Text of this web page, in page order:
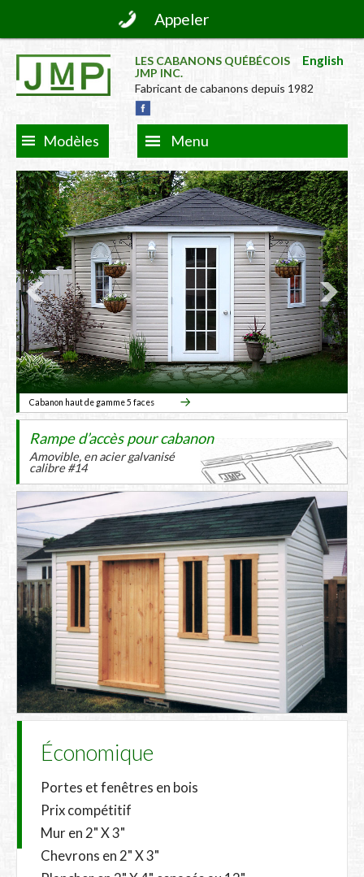
Appeler
English
LES CABANONS QUÉBÉCOIS
JMP INC.
Fabricant de cabanons depuis 1982
Modèles Menu
Cabanon haut de gamme 5 faces
Rampe d’accès pour cabanon
Amovible, en acier galvanisé
calibre #14
Économique
Portes et fenêtres en bois
Prix compétitif
Mur en 2" X 3"
Chevrons en 2" X 3"